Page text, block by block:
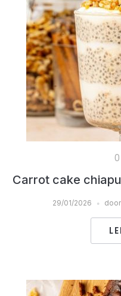
Carrot cake
29/01/2026 door